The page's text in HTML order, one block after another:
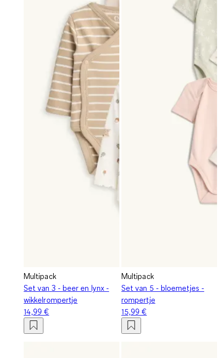
Multipack
Set van 3 - beer en lynx -
wikkelrompertje
14,99 €
Multipack
Set van 5 - bloemetjes -
rompertje
15,99 €